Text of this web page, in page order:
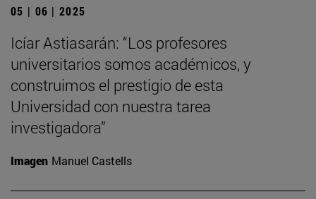
05 | 06 | 2025
Icíar Astiasarán: “Los profesores
universitarios somos académicos, y
construimos el prestigio de esta
Universidad con nuestra tarea
investigadora”
Imagen Manuel Castells